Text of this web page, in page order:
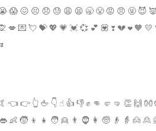
😱 😖 😣 😞 😓 😩 😫 🥱 😤 😡 😠 🤬 😈
💌 💘 💝 💖 💗 💓 💞 💕 💟 ❣ 💔 ❤ 🧡 💛
👈 👉 👆 🖕 👇 ☝ 👍 👎 ✊ 👊 🤛 🤜 👏 🙌
👶 🧒 👦 👧 🧑 👱 👨 🧔 👩 🧓 👴 👵 🙍